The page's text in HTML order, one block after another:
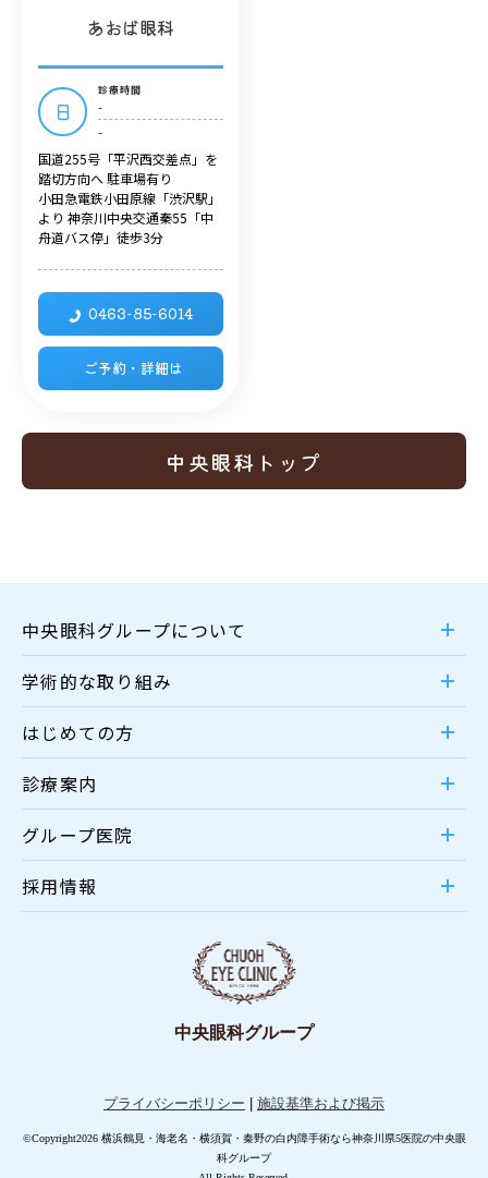
あおば眼科
日
診療時間
-
-
国道255号「平沢西交差点」を
踏切方向へ 駐車場有り
小田急電鉄小田原線「渋沢駅」
より 神奈川中央交通秦55「中
舟道バス停」徒歩3分
0463-85-6014
ご予約・詳細は
中央眼科トップ
中央眼科グループについて
学術的な取り組み
はじめての方
診療案内
グループ医院
採用情報
中央眼科グループ
プライバシーポリシー 施設基準および掲示
©Copyright2026 横浜鶴見・海老名・横須賀・秦野の白内障手術なら神奈川県5医院の中央眼
科グループ